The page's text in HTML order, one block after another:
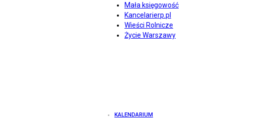
Mała księgowość
Kancelarierp.pl
Wieści Rolnicze
Życie Warszawy
KALENDARIUM